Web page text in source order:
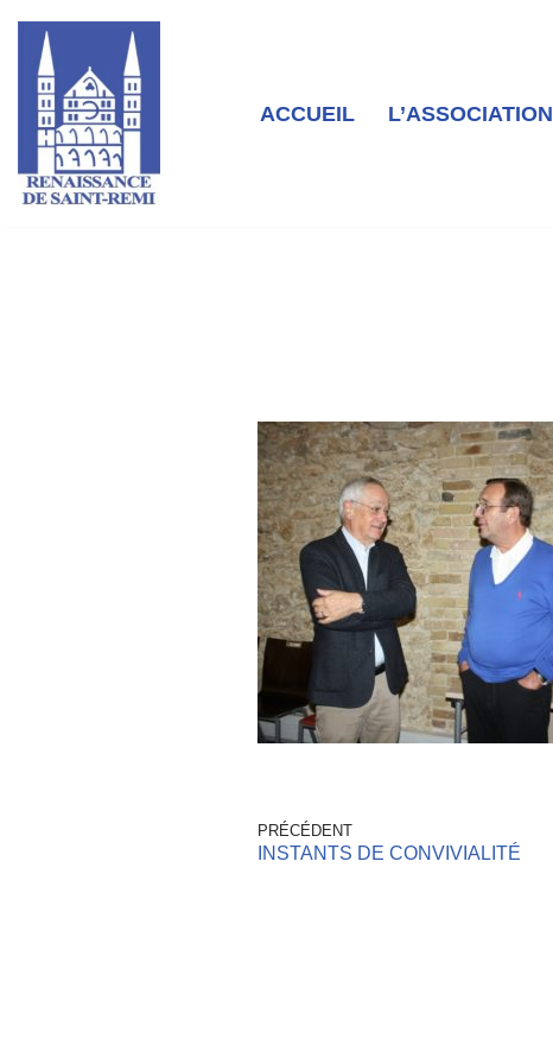
Aller
au
contenu
ACCUEIL L’ASSOCIATION
PRÉCÉDENT
INSTANTS DE CONVIVIALITÉ